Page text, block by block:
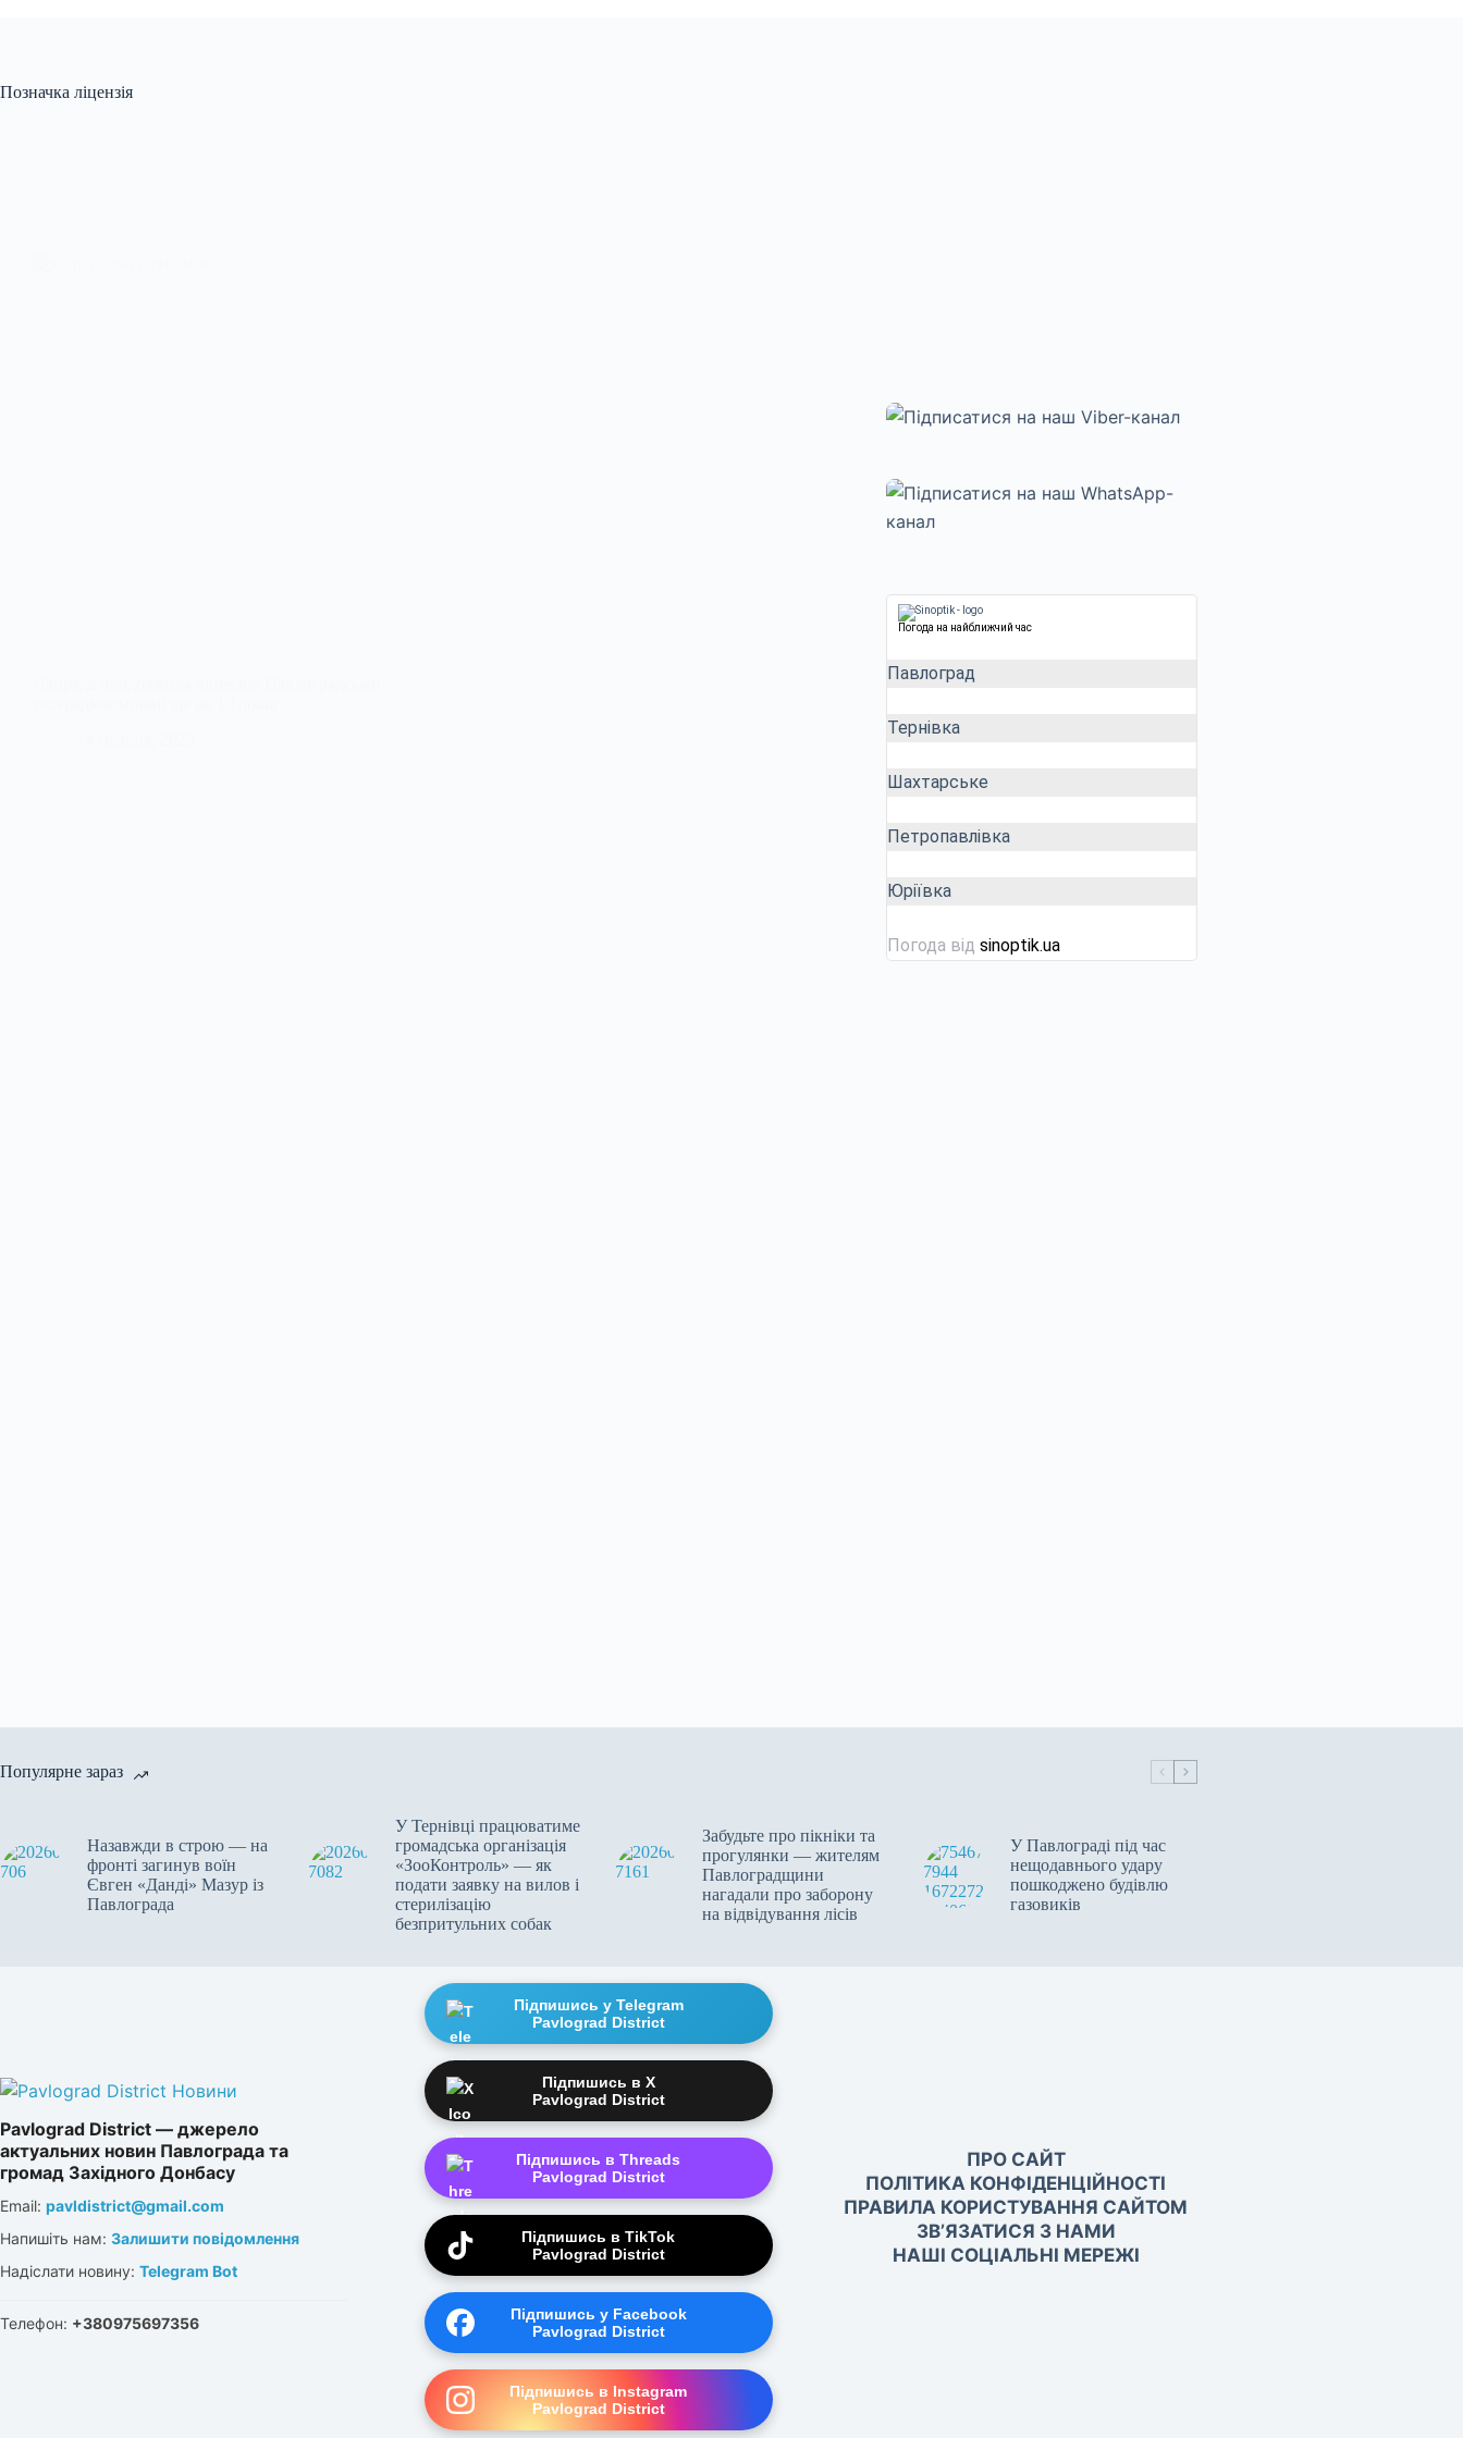
Позначка ліцензія
Погода на найближчий час
Павлоград
Тернівка
Шахтарське
Петропавлівка
Юріївка
Погода від sinoptik.ua
Популярне зараз
Назавжди в строю — на
фронті загинув воїн
Євген «Данді» Мазур із
Павлограда
У Тернівці працюватиме
громадська організація
«ЗооКонтроль» — як
подати заявку на вилов і
стерилізацію
безпритульних собак
Забудьте про пікніки та
прогулянки — жителям
Павлоградщини
нагадали про заборону
на відвідування лісів
У Павлограді під час
нещодавнього удару
пошкоджено будівлю
газовиків
Pavlograd District — джерело
актуальних новин Павлограда та
громад Західного Донбасу
Email: pavldistrict@gmail.com
Напишіть нам: Залишити повідомлення
Надіслати новину: Telegram Bot
Телефон: +380975697356
Підпишись у Telegram
Pavlograd District
Підпишись в X
Pavlograd District
Підпишись в Threads
Pavlograd District
Підпишись в TikTok
Pavlograd District
Підпишись у Facebook
Pavlograd District
Підпишись в Instagram
Pavlograd District
ПРО САЙТ
ПОЛІТИКА КОНФІДЕНЦІЙНОСТІ
ПРАВИЛА КОРИСТУВАННЯ САЙТОМ
ЗВ’ЯЗАТИСЯ З НАМИ
НАШІ СОЦІАЛЬНІ МЕРЕЖІ